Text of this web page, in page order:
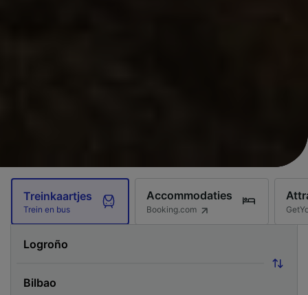
Treinkaartjes
Trein en bus
Accommodaties
Booking.com